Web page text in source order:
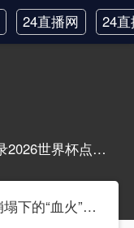
24直播网
中甲
24
韩
2026世界杯点球大战或刷新历史纪录2026世界杯点球大战或刷新历史纪录
2026美加墨世界杯：霸权崩塌下的“血火”狂欢